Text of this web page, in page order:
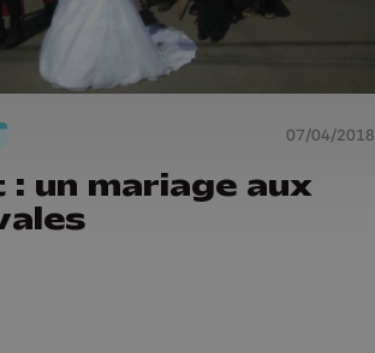
07/04/2018
un mariage aux